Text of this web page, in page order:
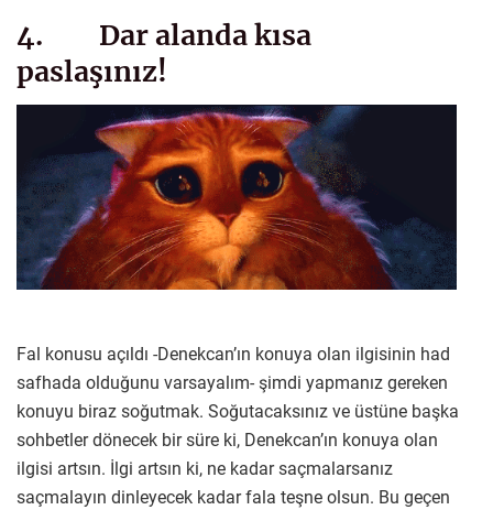
4. Dar alanda kısa
paslaşınız!
Fal konusu açıldı -Denekcan’ın konuya olan ilgisinin had
safhada olduğunu varsayalım- şimdi yapmanız gereken
konuyu biraz soğutmak. Soğutacaksınız ve üstüne başka
sohbetler dönecek bir süre ki, Denekcan’ın konuya olan
ilgisi artsın. İlgi artsın ki, ne kadar saçmalarsanız
saçmalayın dinleyecek kadar fala teşne olsun. Bu geçen